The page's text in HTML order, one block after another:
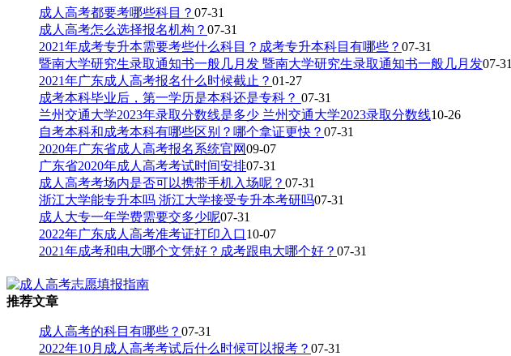
成人高考都要考哪些科目？ 07-31
成人高考怎么选择报名机构？ 07-31
2021年成考专升本需要考些什么科目？成考专升本科目有哪些？ 07-31
暨南大学研究生录取通知书一般几月发 暨南大学研究生录取通知书一般几月发07-31
2021年广东成人高考报名什么时候截止？ 01-27
成考本科毕业后，第一学历是本科还是专科？ 07-31
兰州交通大学2023年录取分数线是多少 兰州交通大学2023录取分数线10-26
自考本科和成考本科有哪些区别？哪个拿证更快？ 07-31
2020年广东省成人高考报名系统官网09-07
广东省2020年成人高考考试时间安排07-31
成人高考考场内是否可以携带手机入场呢？ 07-31
浙江大学能专升本吗 浙江大学接受专升本考研吗07-31
成人大专一年学费需要交多少呢07-31
2022年广东成人高考准考证打印入口10-07
2021年成考和电大哪个文凭好？成考跟电大哪个好？ 07-31
推荐文章
成人高考的科目有哪些？ 07-31
2022年10月成人高考考试后什么时候可以报考？ 07-31